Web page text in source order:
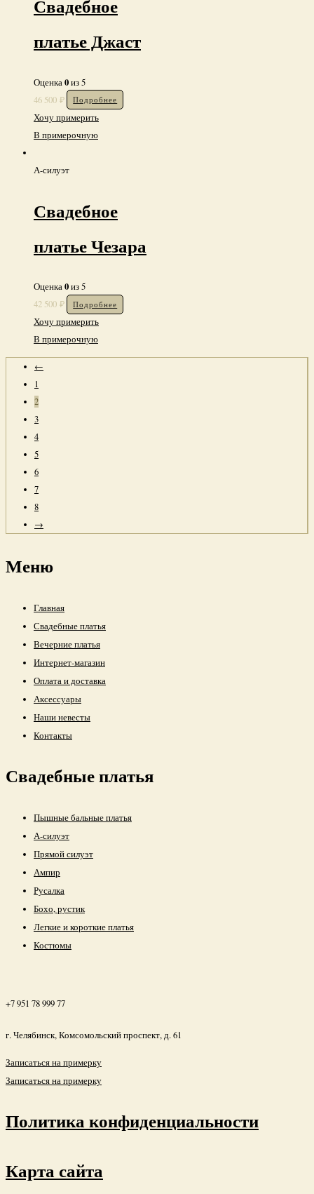
Свадебное
платье Джаст
Оценка0из 5
46 500 ₽ Подробнее
Хочу примерить
В примерочную
А-силуэт
Свадебное
платье Чезара
Оценка0из 5
42 500 ₽ Подробнее
Хочу примерить
В примерочную
←
1
2
3
4
5
6
7
8
→
Меню
Главная
Свадебные платья
Вечерние платья
Интернет-магазин
Оплата и доставка
Аксессуары
Наши невесты
Контакты
Свадебные платья
Пышные бальные платья
А-силуэт
Прямой силуэт
Ампир
Русалка
Бохо, рустик
Легкие и короткие платья
Костюмы
+7 951 78 999 77
г. Челябинск, Комсомольский проспект, д. 61
Записаться на примерку
Записаться на примерку
Политика конфиденциальности
Карта сайта